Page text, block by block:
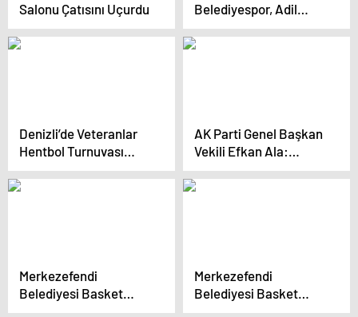
Salonu Çatısını Uçurdu
Belediyespor, Adil
Cenkçiler’i Sportif
Direktör Olarak Atadı
Denizli’de Veteranlar
Hentbol Turnuvası
Tamamlandı
AK Parti Genel Başkan
Vekili Efkan Ala:
Muhalefet Sürekli
Kırmızı Kart Gösterdi
Merkezefendi
Belediyesi Basket
Bahçeşehir Koleji’ne
Merkezefendi
Belediyesi Basket
Bahçeşehir Koleji’ne